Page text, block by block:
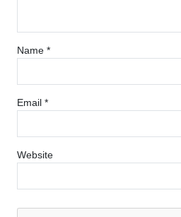
Name *
Email *
Website